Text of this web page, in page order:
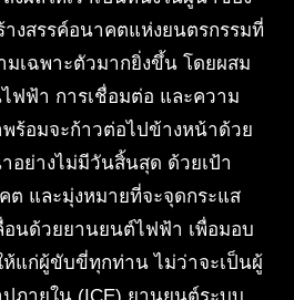
างสรรค์อนาคตแห่งยนตรกรรมที่
เฉพาะตัวมากยิ่งขึ้น โดยผสม
ฟฟ้า การเชื่อมต่อ และความ
พร้อมจะก้าวต่อไปข้างหน้าด้วย
อย่างไม่มีวันสิ้นสุด ด้วยเป้า
ต และมุ่งหมายที่จะจุดกระแส
อนด้วยยานยนต์ไฟฟ้า เพื่อมอบ
แก่ผู้ขับขี่ทุกท่าน ไม่ว่าจะเป็นผู้